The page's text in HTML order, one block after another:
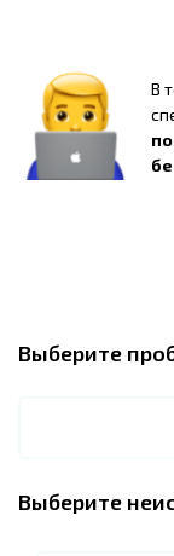
В
Выберите
Выберите